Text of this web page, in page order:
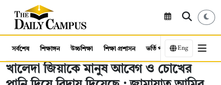
সর্বশেষ শিক্ষাঙ্গন উচ্চশিক্ষা শিক্ষা প্রশাসন ভর্তি পরীক্ষা কর্মসংস্থান
Eng
খালেদা জিয়াকে মানুষ আবেগ ও চোখের